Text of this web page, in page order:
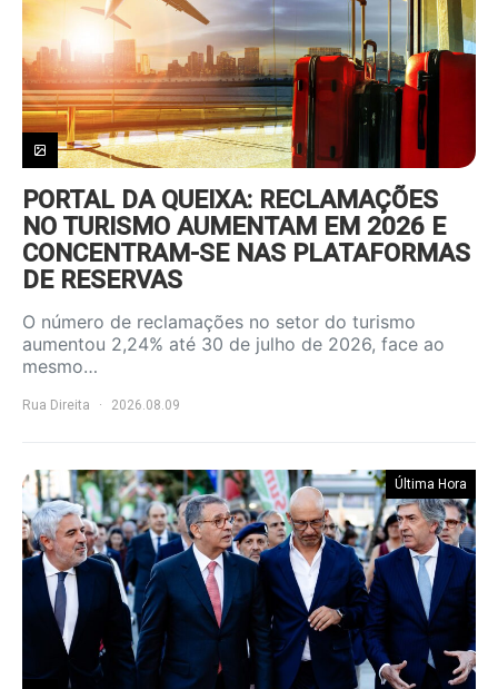
PORTAL DA QUEIXA: RECLAMAÇÕES
NO TURISMO AUMENTAM EM 2026 E
CONCENTRAM-SE NAS PLATAFORMAS
DE RESERVAS
O número de reclamações no setor do turismo
aumentou 2,24% até 30 de julho de 2026, face ao
mesmo…
Rua Direita 2026.08.09
Última Hora